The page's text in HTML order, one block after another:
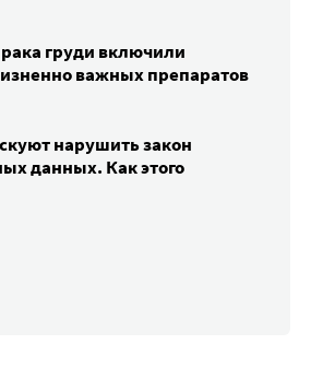
груди включили
важных препаратов
нарушить закон
данных. Как этого